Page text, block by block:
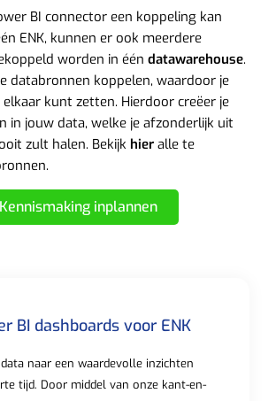
BI connector een koppeling kan
ENK, kunnen er ook meerdere
worden in één datawarehouse.
databronnen koppelen, waardoor je
kunt zetten. Hierdoor creëer je
in jouw data, welke je afzonderlijk uit
zult halen. Bekijk hier alle te
Kennismaking inplannen
BI dashboards voor ENK
naar een waardevolle inzichten
tijd. Door middel van onze kant-en-